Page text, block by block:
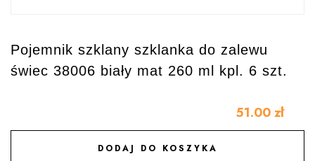
Pojemnik szklany szklanka do zalewu
świec 38006 biały mat 260 ml kpl. 6 szt.
51.00 zł
DODAJ DO KOSZYKA
DODAJ DO ULUBIONYCH